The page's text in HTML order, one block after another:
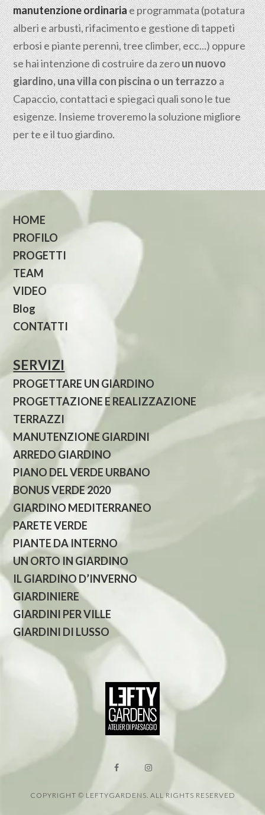
manutenzione ordinariae programmata (potatura
alberi e arbusti, rifacimento e gestione di tappeti
erbosi e piante perenni, tree climber, ecc...) oppure
se hai intenzione di costruire da zeroun nuovo
giardino, una villa con piscina o un terrazzoa
Capaccio, contattaci e spiegaci quali sono le tue
esigenze. Insieme troveremo la soluzione migliore
per te e il tuo giardino.
HOME
PROFILO
PROGETTI
TEAM
VIDEO
Blog
CONTATTI
SERVIZI
PROGETTARE UN GIARDINO
PROGETTAZIONE E REALIZZAZIONE
TERRAZZI
MANUTENZIONE GIARDINI
ARREDO GIARDINO
PIANO DEL VERDE URBANO
BONUS VERDE 2020
GIARDINO MEDITERRANEO
PARETE VERDE
PIANTE DA INTERNO
UN ORTO IN GIARDINO
IL GIARDINO D’INVERNO
GIARDINIERE
GIARDINI PER VILLE
GIARDINI DI LUSSO
COPYRIGHT © LEFTYGARDENS. ALL RIGHTS RESERVED